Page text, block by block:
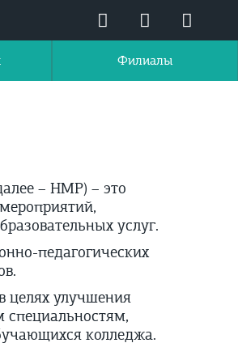
Филиалы
– НМР) – это
услуг.
педагогических
целях улучшения
специальностям,
колледжа.